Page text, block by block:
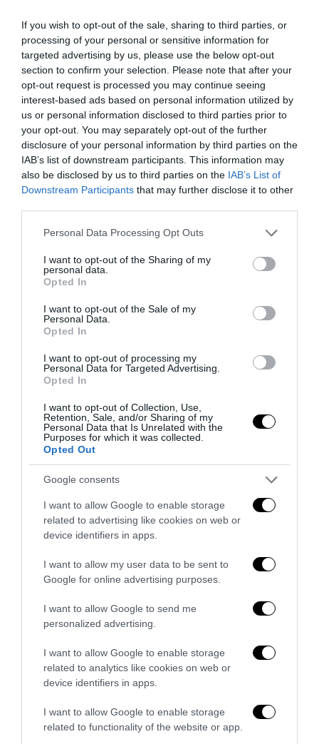
If you wish to opt-out of the sale, sharing to third parties, or
processing of your personal or sensitive information for
targeted advertising by us, please use the below opt-out
section to confirm your selection. Please note that after your
opt-out request is processed you may continue seeing
interest-based ads based on personal information utilized by
us or personal information disclosed to third parties prior to
your opt-out. You may separately opt-out of the further
disclosure of your personal information by third parties on the
IAB’s list of downstream participants. This information may
also be disclosed by us to third parties on the IAB’s List of
Downstream Participants that may further disclose it to other
Please note that this website/app uses one or more Google
not limited to your visit or usage behaviour. You may click to
grant or deny consent to Google and its third-party tags to
use your data for below specified purposes in below Google
consent section.
Personal Data Processing Opt Outs
I want to opt-out of the Sharing of my
personal data.
Opted In
I want to opt-out of the Sale of my
Personal Data.
Opted In
I want to opt-out of processing my
Personal Data for Targeted Advertising.
Opted In
I want to opt-out of Collection, Use,
Retention, Sale, and/or Sharing of my
Personal Data that Is Unrelated with the
Purposes for which it was collected.
Opted Out
Google consents
I want to allow Google to enable storage
related to advertising like cookies on web or
device identifiers in apps.
I want to allow my user data to be sent to
Google for online advertising purposes.
I want to allow Google to send me
personalized advertising.
I want to allow Google to enable storage
related to analytics like cookies on web or
device identifiers in apps.
I want to allow Google to enable storage
related to functionality of the website or app.
La Camera boccia il patentino antifascista per parlare a
Montecitorio: palo clamoroso del Pd
5 Agosto 2026
L’Anpi divora se stessa: la fabbrica delle scomuniche
esplode su Israele
Strage di Bologna, Borsellino e mafia-appalti: i segreti
29 Luglio 2026